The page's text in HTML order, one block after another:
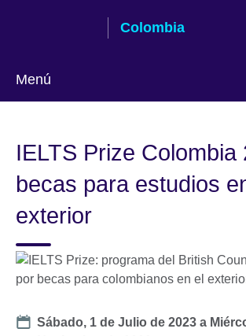
Colombia
Menú
idioma
IELTS Prize Colombia
becas para estudios
exterior
Date
Sábado, 1 de Julio de 2023 a